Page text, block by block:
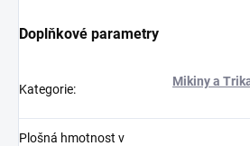
Doplňkové parametry
Kategorie:
Mikiny a
Plošná hmotnost v